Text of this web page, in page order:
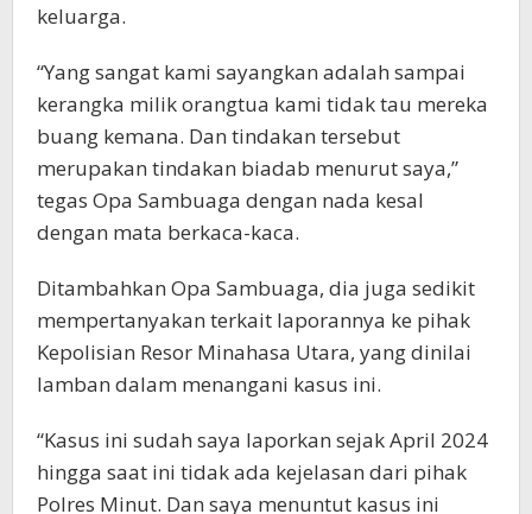
keluarga.
“Yang sangat kami sayangkan adalah sampai
kerangka milik orangtua kami tidak tau mereka
buang kemana. Dan tindakan tersebut
merupakan tindakan biadab menurut saya,”
tegas Opa Sambuaga dengan nada kesal
dengan mata berkaca-kaca.
Ditambahkan Opa Sambuaga, dia juga sedikit
mempertanyakan terkait laporannya ke pihak
Kepolisian Resor Minahasa Utara, yang dinilai
lamban dalam menangani kasus ini.
“Kasus ini sudah saya laporkan sejak April 2024
hingga saat ini tidak ada kejelasan dari pihak
Polres Minut. Dan saya menuntut kasus ini